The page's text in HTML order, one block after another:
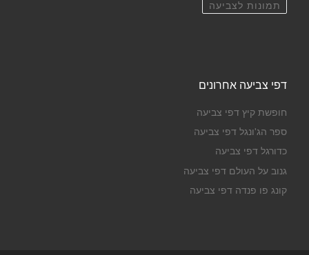
תמונות לצביעה
דפי צביעה אחרונים
חופשת קיץ דפי צביעה
ספר הג'ונגל דפי צביעה
כדורגל דפי צביעה
גנוב על העולם דפי צביעה
קונג פו פנדה דפי צביעה